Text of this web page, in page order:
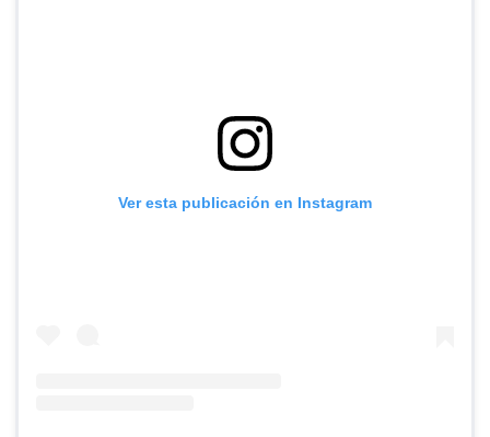
Ver esta publicación en Instagram